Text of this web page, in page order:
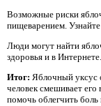
Возможные риски
пищеварением. Узнайте
Люди могут найти
здоровья и в Интернете.
Итог: Яблочный уксус
человек смешивает
помочь облегчить боль